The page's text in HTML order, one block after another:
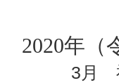
2020年（
3月 福岡県